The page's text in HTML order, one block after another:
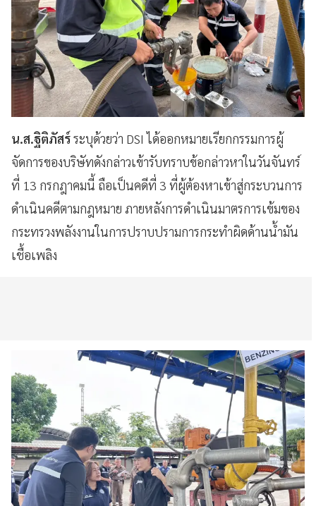
น.ส.ฐิติภัสร์ระบุด้วยว่า DSI ได้ออกหมายเรียกกรรมการผู้
จัดการของบริษัทดังกล่าวเข้ารับทราบข้อกล่าวหาในวันจันทร์
ที่ 13 กรกฎาคมนี้ ถือเป็นคดีที่ 3 ที่ผู้ต้องหาเข้าสู่กระบวนการ
ดำเนินคดีตามกฎหมาย ภายหลังการดำเนินมาตรการเข้มของ
กระทรวงพลังงานในการปราบปรามการกระทำผิดด้านน้ำมัน
เชื้อเพลิง